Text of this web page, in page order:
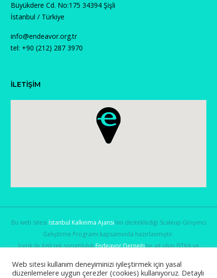
Büyükdere Cd. No:175 34394 Şişli
İstanbul / Türkiye
info@endeavor.org.tr
tel: +90 (212) 287 3970
İLETİŞİM
Bu web sitesi İstanbul Kalkınma Ajansı’nın desteklediği Scaleup Girişimci
Geliştirme Programı kapsamında hazırlanmıştır.
İçerik ile ilgili tek sorumlulukEndeavor Derneği’ne ait olup İSTKA ve
Web sitesi kullanım deneyiminizi iyileştirmek için yasal
düzenlemelere uygun çerezler (cookies) kullanıyoruz. Detaylı